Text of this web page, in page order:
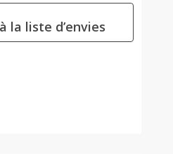
la liste d’envies